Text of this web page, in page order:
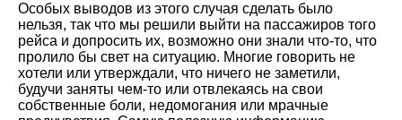
Особых выводов из этого случая сделать было
нельзя, так что мы решили выйти на пассажиров того
рейса и допросить их, возможно они знали что-то, что
пролило бы свет на ситуацию. Многие говорить не
хотели или утверждали, что ничего не заметили,
будучи заняты чем-то или отвлекаясь на свои
собственные боли, недомогания или мрачные